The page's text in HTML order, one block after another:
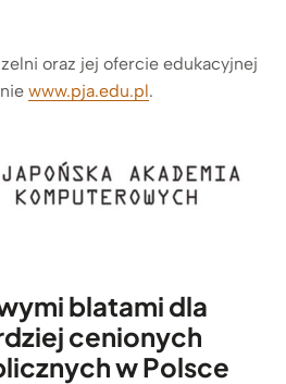
oraz jej ofercie edukacyjnej
www.pja.edu.pl.
blatami dla
cenionych
w Polsce